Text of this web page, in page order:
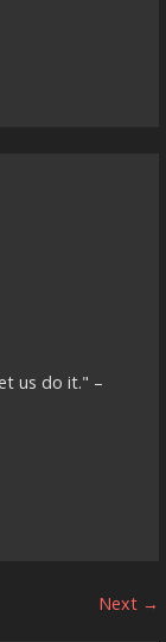
us do it." –
Next →